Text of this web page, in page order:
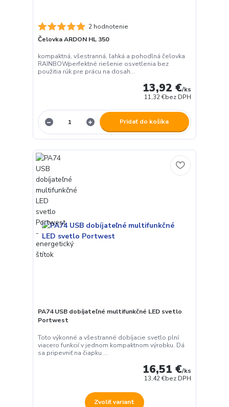
2 hodnotenie
Čelovka ARDON HL 350
kompaktná, všestranná, ľahká a pohodlná čelovka
RAINBOWperfektné riešenie osvetlenia bez
použitia rúk pre prácu na dosah...
13,92 €/ks
11,32 €bez DPH
Pridať do košíka
PA74 USB dobíjateľné multifunkčné LED svetlo
Portwest
Toto výkonné a všestranné dobíjacie svetlo plní
viacero funkcií v jednom kompaktnom výrobku. Dá
sa pripevniť na čiapku ...
16,51 €/ks
13,42 €bez DPH
Zvoliť variant